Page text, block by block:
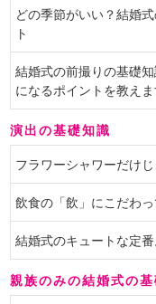
どの季節がいい？結婚
ト
結婚式の前撮りの基礎
になるポイントを教えま
演出の基礎知識
フラワーシャワーだけ
飲食の「飲」にこだわ
結婚式のキュートな定
親族のみの結婚式の